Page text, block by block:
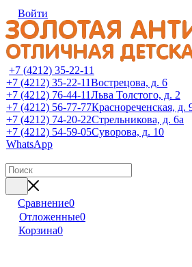
Войти
+7 (4212) 35-22-11
+7 (4212) 35-22-11Вострецова, д. 6
+7 (4212) 76-44-11Льва Толстого, д. 2
+7 (4212) 56-77-77Краснореченская, д.
+7 (4212) 74-20-22Стрельникова, д. 6а
+7 (4212) 54-59-05Суворова, д. 10
WhatsApp
Сравнение0
Отложенные0
Корзина0